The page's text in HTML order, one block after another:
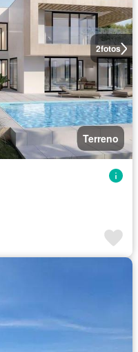
2fotos
Terreno